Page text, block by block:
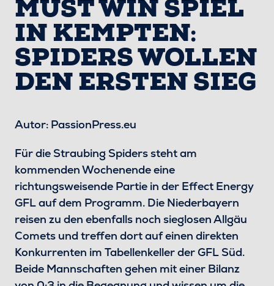
MUST WIN SPIEL
IN KEMPTEN:
SPIDERS WOLLEN
DEN ERSTEN SIEG
Autor: PassionPress.eu
Für die Straubing Spiders steht am
kommenden Wochenende eine
richtungsweisende Partie in der Effect Energy
GFL auf dem Programm. Die Niederbayern
reisen zu den ebenfalls noch sieglosen Allgäu
Comets und treffen dort auf einen direkten
Konkurrenten im Tabellenkeller der GFL Süd.
Beide Mannschaften gehen mit einer Bilanz